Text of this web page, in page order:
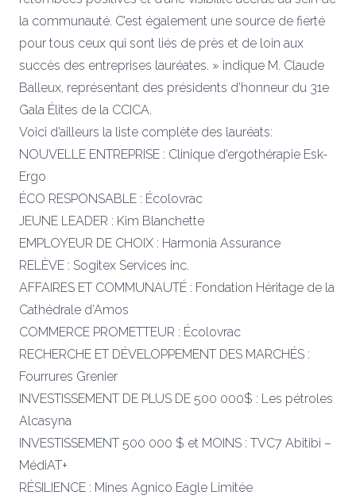
la communauté. C’est également une source de fierté
pour tous ceux qui sont liés de près et de loin aux
succès des entreprises lauréates. » indique M. Claude
Balleux, représentant des présidents d’honneur du 31e
Gala Élites de la CCICA.
Voici d’ailleurs la liste complète des lauréats:
NOUVELLE ENTREPRISE : Clinique d’ergothérapie Esk-
Ergo
ÉCO RESPONSABLE : Écolovrac
JEUNE LEADER : Kim Blanchette
EMPLOYEUR DE CHOIX : Harmonia Assurance
RELÈVE : Sogitex Services inc.
AFFAIRES ET COMMUNAUTÉ : Fondation Héritage de la
Cathédrale d’Amos
COMMERCE PROMETTEUR : Écolovrac
RECHERCHE ET DÉVELOPPEMENT DES MARCHÉS :
Fourrures Grenier
INVESTISSEMENT DE PLUS DE 500 000$ : Les pétroles
Alcasyna
INVESTISSEMENT 500 000 $ et MOINS : TVC7 Abitibi –
MédiAT+
RÉSILIENCE : Mines Agnico Eagle Limitée